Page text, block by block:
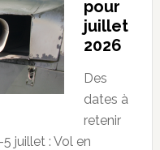
pour
juillet
2026
Des
dates à
retenir
juillet : Vol en